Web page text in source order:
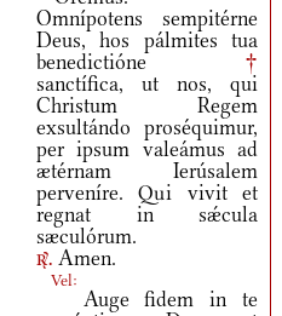
Omnípotens sempitérne
Deus, hos pálmites tua
benedictióne †
sanctífica, ut nos, qui
Christum Regem
exsultándo proséquimur,
per ipsum valeámus ad
ætérnam Ierúsalem
perveníre. Qui vivit et
regnat in sǽcula
sæculórum.
r. Amen.
Vel:
Auge fidem in te